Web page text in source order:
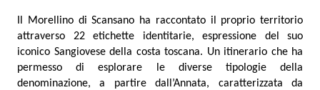
Il Morellino di Scansano ha raccontato il proprio territorio
attraverso 22 etichette identitarie, espressione del suo
iconico Sangiovese della costa toscana. Un itinerario che ha
permesso di esplorare le diverse tipologie della
denominazione, a partire dall’Annata, caratterizzata da